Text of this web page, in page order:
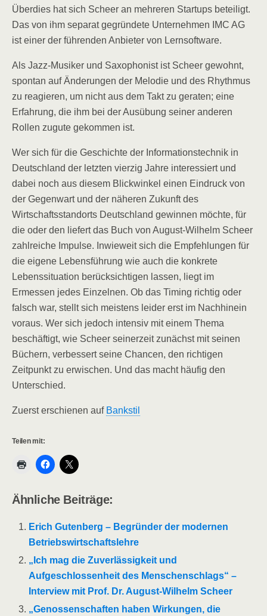
Überdies hat sich Scheer an mehreren Startups beteiligt.
Das von ihm separat gegründete Unternehmen IMC AG
ist einer der führenden Anbieter von Lernsoftware.
Als Jazz-Musiker und Saxophonist ist Scheer gewohnt,
spontan auf Änderungen der Melodie und des Rhythmus
zu reagieren, um nicht aus dem Takt zu geraten; eine
Erfahrung, die ihm bei der Ausübung seiner anderen
Rollen zugute gekommen ist.
Wer sich für die Geschichte der Informationstechnik in
Deutschland der letzten vierzig Jahre interessiert und
dabei noch aus diesem Blickwinkel einen Eindruck von
der Gegenwart und der näheren Zukunft des
Wirtschaftsstandorts Deutschland gewinnen möchte, für
die oder den liefert das Buch von August-Wilhelm Scheer
zahlreiche Impulse. Inwieweit sich die Empfehlungen für
die eigene Lebensführung wie auch die konkrete
Lebenssituation berücksichtigen lassen, liegt im
Ermessen jedes Einzelnen. Ob das Timing richtig oder
falsch war, stellt sich meistens leider erst im Nachhinein
voraus. Wer sich jedoch intensiv mit einem Thema
beschäftigt, wie Scheer seinerzeit zunächst mit seinen
Büchern, verbessert seine Chancen, den richtigen
Zeitpunkt zu erwischen. Und das macht häufig den
Unterschied.
Zuerst erschienen auf Bankstil
Teilen mit:
Ähnliche Beiträge:
Erich Gutenberg – Begründer der modernen
Betriebswirtschaftslehre
„Ich mag die Zuverlässigkeit und
Aufgeschlossenheit des Menschenschlags“ –
Interview mit Prof. Dr. August-Wilhelm Scheer
„Genossenschaften haben Wirkungen, die